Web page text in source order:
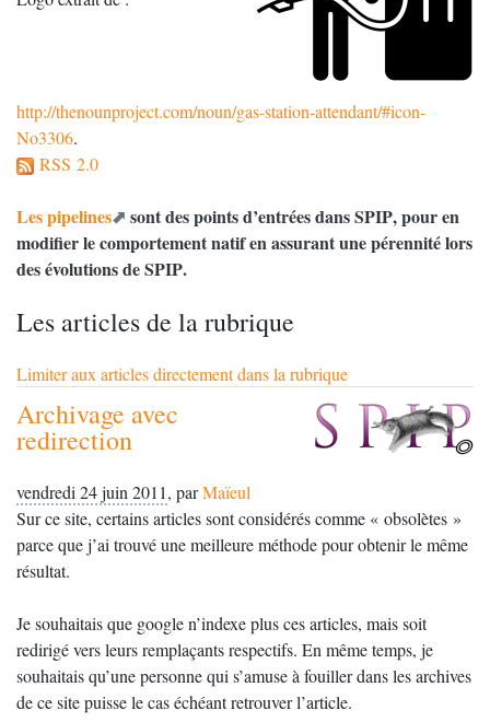
http://thenounproject.com/noun/gas-station-attendant/#icon-
No3306.
RSS 2.0
Les pipelines sont des points d’entrées dansSPIP, pour en
modifier le comportement natif en assurant une pérennité lors
des évolutions deSPIP.
Les articles de la rubrique
Limiter aux articles directement dans la rubrique
Archivage avec
redirection
vendredi 24 juin 2011, parMaïeul
Sur ce site, certains articles sont considérés comme « obsolètes »
parce que j’ai trouvé une meilleure méthode pour obtenir le même
résultat.
Je souhaitais que google n’indexe plus ces articles, mais soit
redirigé vers leurs remplaçants respectifs. En même temps, je
souhaitais qu’une personne qui s’amuse à fouiller dans les archives
de ce site puisse le cas échéant retrouver l’article.